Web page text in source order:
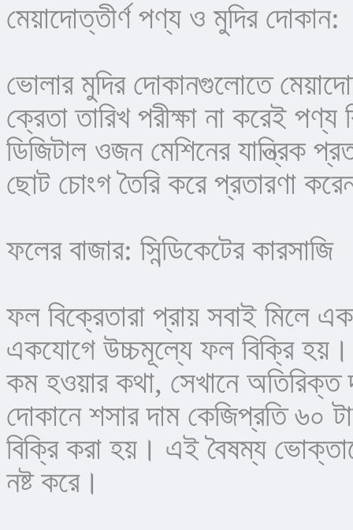
মেয়াদোত্তীর্ণ পণ্য ও মুদির দোকান:
ভোলার মুদির দোকানগুলোতে
ক্রেতা তারিখ পরীক্ষা না করেই
ডিজিটাল ওজন মেশিনের যান্ত্রিক
ছোট চোংগ তৈরি করে প্রতারণা
ফলের বাজার: সিন্ডিকেটের কারসাজি
ফল বিক্রেতারা প্রায় সবাই মিলে
একযোগে উচ্চমূল্যে ফল বিক্রি
কম হওয়ার কথা, সেখানে
দোকানে শসার দাম কেজিপ্রতি ৬০
বিক্রি করা হয়। এই বৈষম্য
নষ্ট করে।